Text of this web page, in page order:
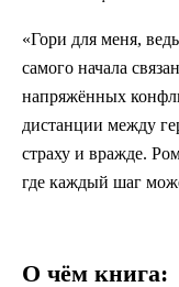
«Гори для меня,
самого начала
напряжённых
дистанции между
страху и вражде.
где каждый шаг
О чём книга: